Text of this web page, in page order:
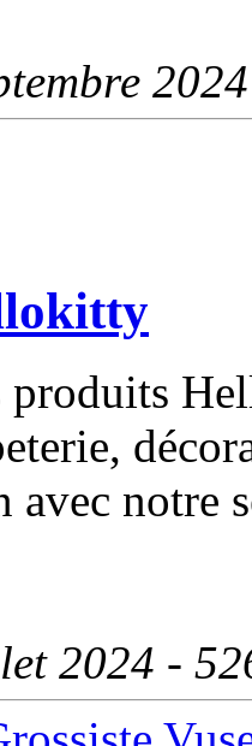
produits
notre
2024 -